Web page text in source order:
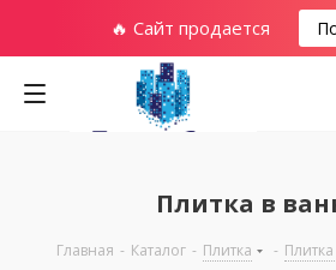
🔥 Сайт продается
Плитка в
Главная - Каталог - Плитка -